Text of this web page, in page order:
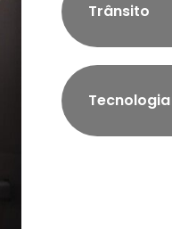
Trânsito
Tecnologia